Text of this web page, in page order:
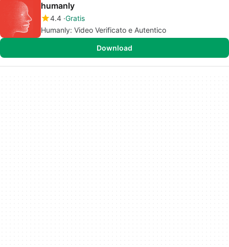
humanly
4.4 Gratis
Humanly: Video Verificato e Autentico
Download